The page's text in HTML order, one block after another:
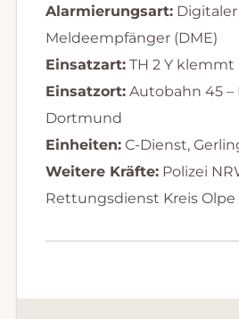
Alarmierungsart:Digitaler
Meldeempfänger (DME)
Einsatzart:TH 2 Y klemmt
Einsatzort:Autobahn 45
Dortmund
Einheiten:C-Dienst,
Weitere Kräfte:Polizei
Rettungsdienst Kreis Olpe